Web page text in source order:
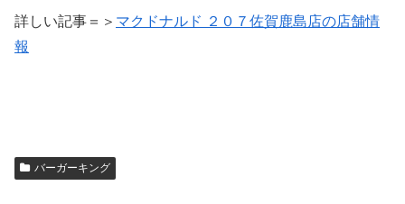
詳しい記事＝＞ マクドナルド ２０７佐賀鹿島店の店舗情
報
バーガーキング